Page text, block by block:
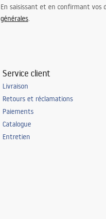
En saisissant et en confirmant vos
générales.
Service client
Livraison
Retours et réclamations
Paiements
Catalogue
Entretien